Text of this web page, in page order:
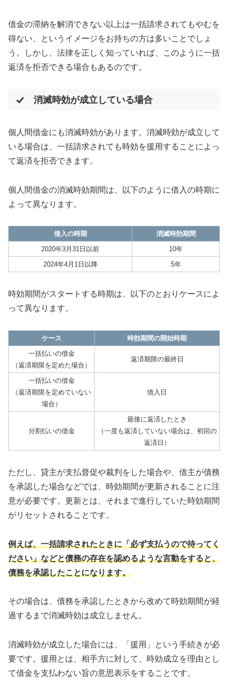
借金の滞納を解消できない以上は一括請求されてもやむを
得ない、というイメージをお持ちの方は多いことでしょ
う。しかし、法律を正しく知っていれば、このように一括
返済を拒否できる場合もあるのです。
消滅時効が成立している場合
個人間借金にも消滅時効があります。消滅時効が成立して
いる場合は、一括請求されても時効を援用することによっ
て返済を拒否できます。
個人間借金の消滅時効期間は、以下のように借入の時期に
よって異なります。
借入の時期
消滅時効期間
2020年3月31日以前
10年
2024年4月1日以降
5年
時効期間がスタートする時期は、以下のとおりケースによ
って異なります。
ケース
時効期間の開始時期
一括払いの借金
（返済期限を定めた場合）
返済期限の最終日
一括払いの借金
（返済期限を定めていない
場合）
借入日
分割払いの借金
最後に返済したとき
（一度も返済していない場合は、初回の
返済日）
ただし、貸主が支払督促や裁判をした場合や、借主が債務
を承認した場合などでは、時効期間が更新されることに注
意が必要です。更新とは、それまで進行していた時効期間
がリセットされることです。
例えば、一括請求されたときに「必ず支払うので待ってく
ださい」などと債務の存在を認めるような言動をすると、
債務を承認したことになります。
その場合は、債務を承認したときから改めて時効期間が経
過するまで消滅時効は成立しません。
消滅時効が成立した場合には、「援用」という手続きが必
要です。援用とは、相手方に対して、時効成立を理由とし
て借金を支払わない旨の意思表示をすることです。